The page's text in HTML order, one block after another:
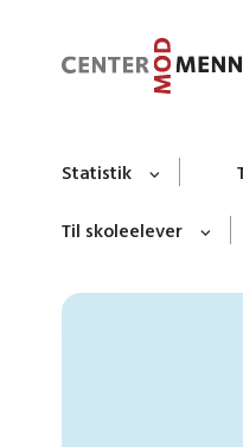
Statistik
Til skoleelever